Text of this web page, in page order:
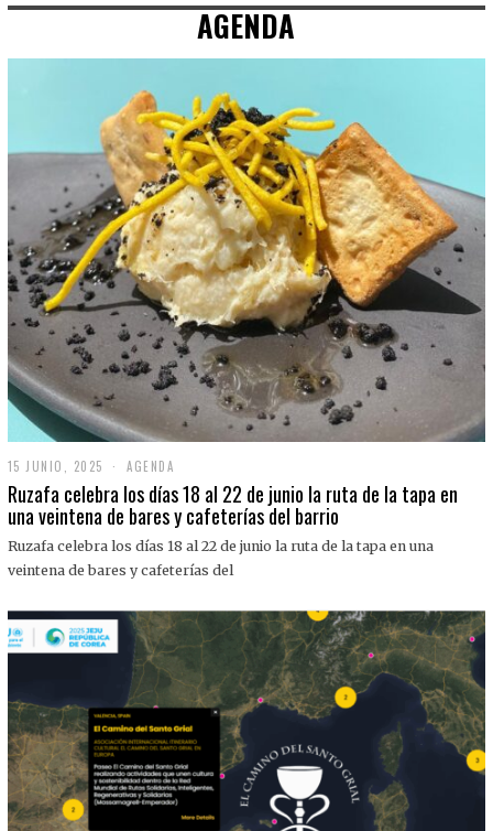
AGENDA
15 JUNIO, 2025
J
U
I
O
0
2
5
AGENDA
Ruzafa celebra los días 18 al 22 de junio la ruta de la tapa en
una veintena de bares y cafeterías del barrio
Ruzafa celebra los días 18 al 22 de junio la ruta de la tapa en una
veintena de bares y cafeterías del